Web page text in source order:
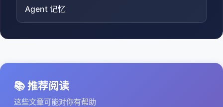
Agent 记忆
📚 推荐阅读
这些文章可能对你有帮助